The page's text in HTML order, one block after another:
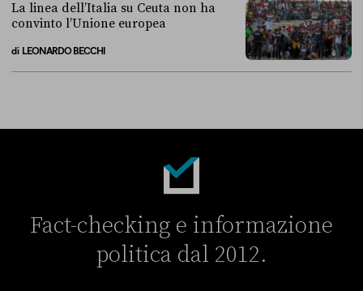
La linea dell’Italia su Ceuta non ha
convinto l’Unione europea
di LEONARDO BECCHI
Fact-checking e informazione
politica dal 2012.